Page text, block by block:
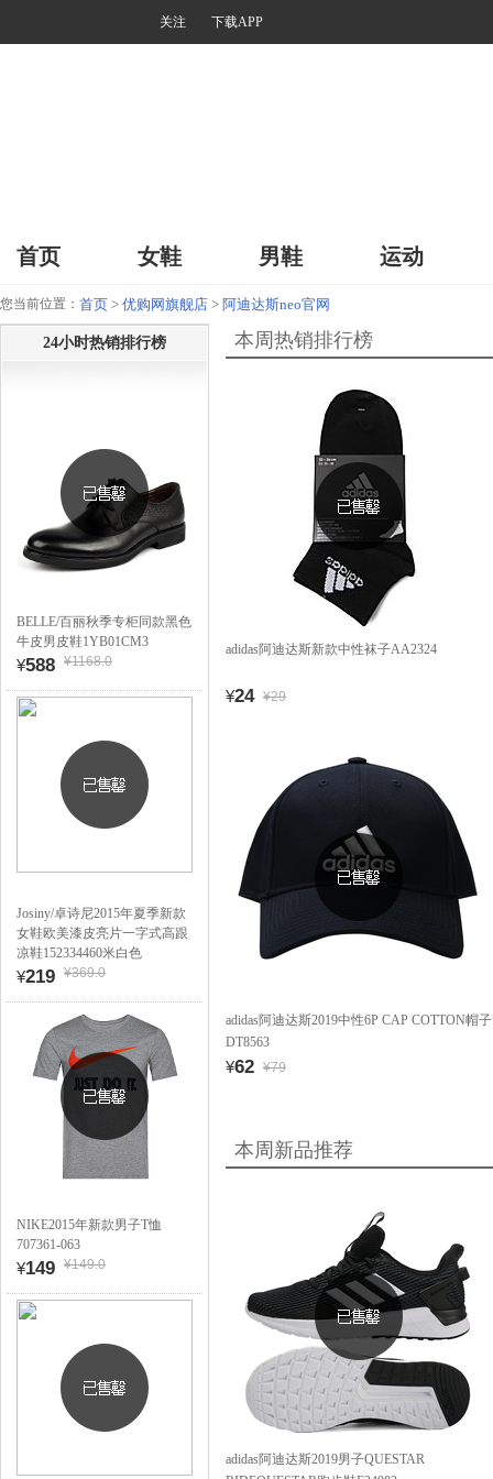
关注 下载APP
首页 女鞋 男鞋 运动
您当前位置： 首页 > 优购网旗舰店 > 阿迪达斯neo官网
24小时热销排行榜
BELLE/百丽秋季专柜同款黑色
牛皮男皮鞋1YB01CM3
¥588 ¥1168.0
Josiny/卓诗尼2015年夏季新款
女鞋欧美漆皮亮片一字式高跟
凉鞋152334460米白色
¥219 ¥369.0
NIKE2015年新款男子T恤
707361-063
¥149 ¥149.0
本周热销排行榜
adidas阿迪达斯新款中性袜子AA2324
¥24 ¥29
adidas阿迪达斯2019中性6P CAP COTTON帽子
DT8563
¥62 ¥79
本周新品推荐
adidas阿迪达斯2019男子QUESTAR